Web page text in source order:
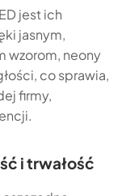
jest ich
jasnym,
wzorom, neony
co sprawia,
firmy,
i trwałość